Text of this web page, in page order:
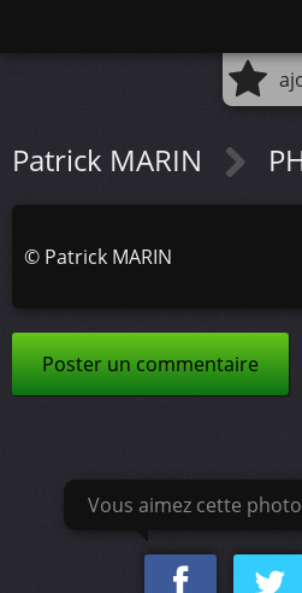
Patrick MARIN
© Patrick MARIN
Poster un commentaire
Vous aimez cette